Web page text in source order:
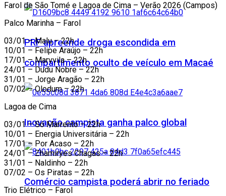
PRF apreende droga escondida em
compartimento oculto de veículo em Macaé
Inovação campista ganha palco global
Comércio campista poderá abrir no feriado
Farol de São Tomé e Lagoa de Cima – Verão 2026 (Campos)
Palco Marinha – Farol
03/01 – Malu – 22h
10/01 – Felipe Araújo – 22h
17/01 – Marvvila – 22h
24/01 – Dudu Nobre – 22h
31/01 – Jorge Aragão – 22h
07/02 – Olodum – 22h
Lagoa de Cima
03/01 – Só Marrento – 22h
10/01 – Energia Universitária – 22h
17/01 – Por Acaso – 22h
24/01 – Zhamiryes Chagas – 22h
31/01 – Naldinho – 22h
07/02 – Os Piratas – 22h
Trio Elétrico – Farol